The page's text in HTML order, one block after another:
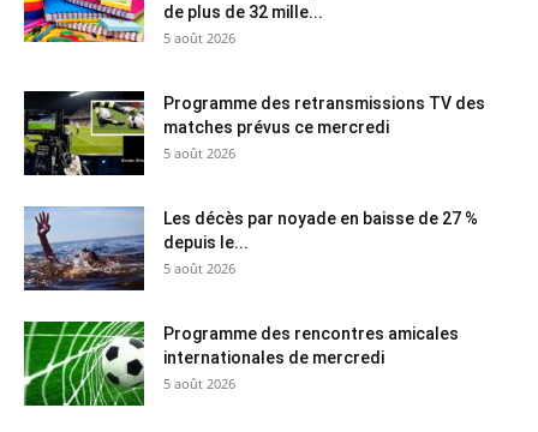
de plus de 32 mille...
5 août 2026
Programme des retransmissions TV des
matches prévus ce mercredi
5 août 2026
Les décès par noyade en baisse de 27 %
depuis le...
5 août 2026
Programme des rencontres amicales
internationales de mercredi
5 août 2026